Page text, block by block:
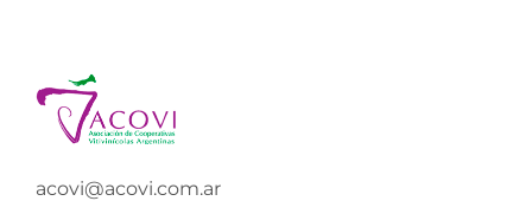
acovi@acovi.com.ar